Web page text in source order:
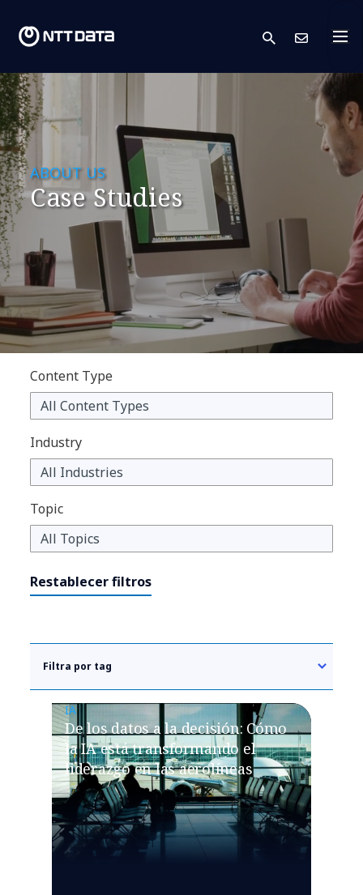
search
ABOUT US
Case Studies
Content Type
Industry
Topic
Restablecer filtros
Filtra por tag
IA
De los datos a la decisión: Cómo
la IA está transformando el
liderazgo en las aerolíneas